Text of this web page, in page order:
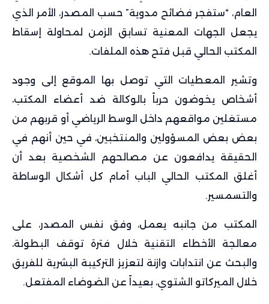
العام، “ستفجر فضائح مدوية” حسب المصدر، الأمر الذي
يجعل الجهات المعنية تسابق الزمن لمحاولة إسقاط
المكتب الحالي قبل فتح هذه الملفات.
وتشير المعطيات التي توصل بها الموقع إلى وجود
أشخاص يخوضون حرباً بالوكالة ضد أعضاء المكتب،
مستغلين مواقعهم داخل الوسط الرياضي أو قربهم من
بعض بعض المسؤولين والمنتخبين، في حين أنهم في
الحقيقة يدافعون عن مصالحهم الشخصية بعد أن
أغلق المكتب الحالي الباب أمام كل أشكال الوساطة
والتسمسير.
المكتب من جانبه يعمل، وفق نفس المصدر، على
معالجة الأخطاء التقنية خلال فترة توقف البطولة،
والبحث عن انتدابات وازنة لتعزيز التركيبة البشرية للفريق
خلال الميركاتو الشتوي، بعيداً عن الضوضاء المفتعل.